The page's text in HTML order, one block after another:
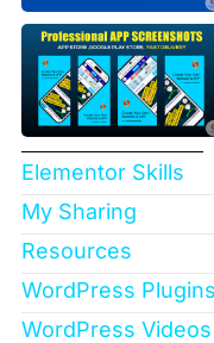
Elementor Skills
My Sharing
Resources
WordPress Plugins
WordPress Videos